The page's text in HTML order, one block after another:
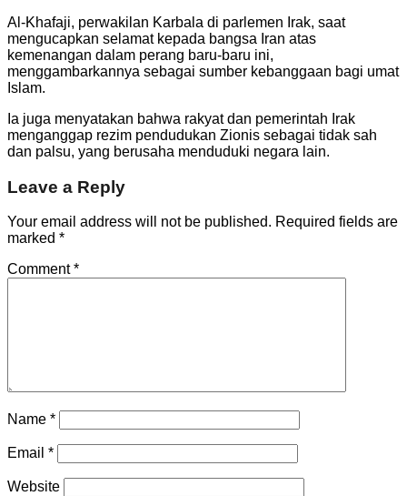
Al-Khafaji, perwakilan Karbala di parlemen Irak, saat
mengucapkan selamat kepada bangsa Iran atas
kemenangan dalam perang baru-baru ini,
menggambarkannya sebagai sumber kebanggaan bagi umat
Islam.
Ia juga menyatakan bahwa rakyat dan pemerintah Irak
menganggap rezim pendudukan Zionis sebagai tidak sah
dan palsu, yang berusaha menduduki negara lain.
Leave a Reply
Your email address will not be published. Required fields are
marked *
Comment*
Name *
Email *
Website